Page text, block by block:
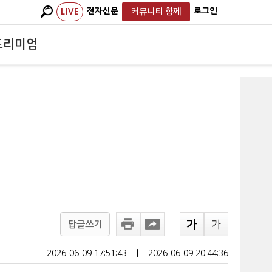
LIVE 전자신문 커뮤니티 함께 로그인
리미엄
답글쓰기
2026-06-09 17:51:43 2026-06-09 20:44:36